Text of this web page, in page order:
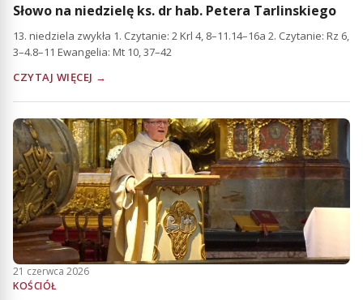
Słowo na niedzielę ks. dr hab. Petera Tarlinskiego
13. niedziela zwykła 1. Czytanie: 2 Krl 4, 8–11.14–16a 2. Czytanie: Rz 6,
3–4.8–11 Ewangelia: Mt 10, 37–42
CZYTAJ WIĘCEJ →
21 czerwca 2026
KOŚCIÓŁ